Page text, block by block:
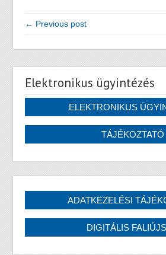
← Previous post
Elektronikus ügyintézés